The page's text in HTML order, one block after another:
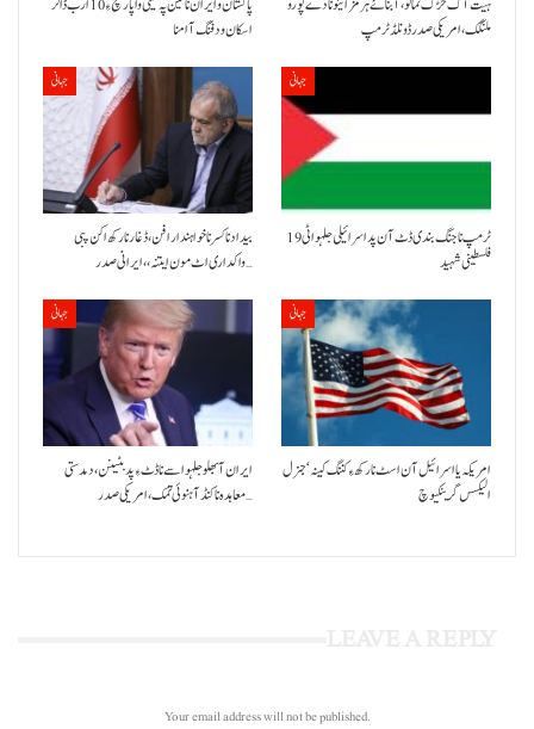
اسکان ودفنگ آ امنا
ملنگک،امریکی صدر ڈونلڈ ٹرمپ
جہانی
بیداد نا کسر نا خواہندار افن، ڈغار نا رکھ اکن پبی
واکداری اٹ مون ایتنہ، ، ایرانی صدر…
جہانی
ٹرمپ نا جنگ بندی ڈٹ آن پد اسرائیلی جلہو اٹی 19
فلسطینی شہید
جہانی
ایران آ بھلو جلہو اسے نا ڈٹ ءِ پد بٹینن، دمدستی
معاہدہ نا کنڈ آ ہنوئی تمک،امریکی صدر…
جہانی
امریکہ یا اسرائیل آن اسٹ نا رکھ ءِ کننگ کینہ‘جنرل
الیکسس گرینکیوچ
Your email address will not be published.